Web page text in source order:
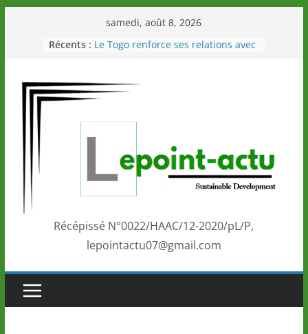
samedi, août 8, 2026
Récents : Le Togo renforce ses relations avec
Éléphants en Côte d’Ivoire
LOTO DETENTE”, un nouveau tirage
marque de confiance au Togo sur
la scène internationale au-delà des
performances de ses athlètes
Togo: Que retenir de la politique
éducation et de l’ambition de
Récépissé N°0022/HAAC/12-2020/pL/P,
lepointactu07@gmail.com